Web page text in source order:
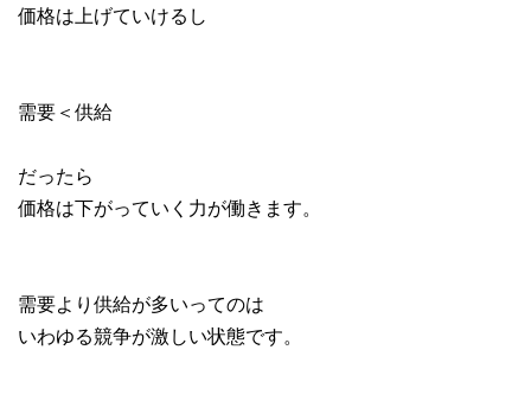
価格は上げていけるし
需要＜供給
だったら
価格は下がっていく力が働きます。
需要より供給が多いってのは
いわゆる競争が激しい状態です。